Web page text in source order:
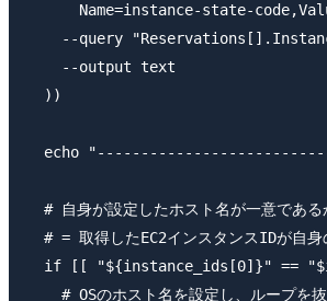
Name=instance-state-
--query
    --output text
  ))
echo
# 自身が設定したホスト名が一意である
# = 取得したEC2インスタンスIDが自
if [[ "${instance_ids[0]}" ==
# OSのホスト名を設定し、ループを